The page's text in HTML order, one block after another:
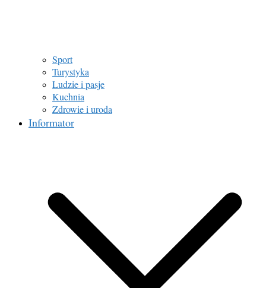
Sport
Turystyka
Ludzie i pasje
Kuchnia
Zdrowie i uroda
Informator